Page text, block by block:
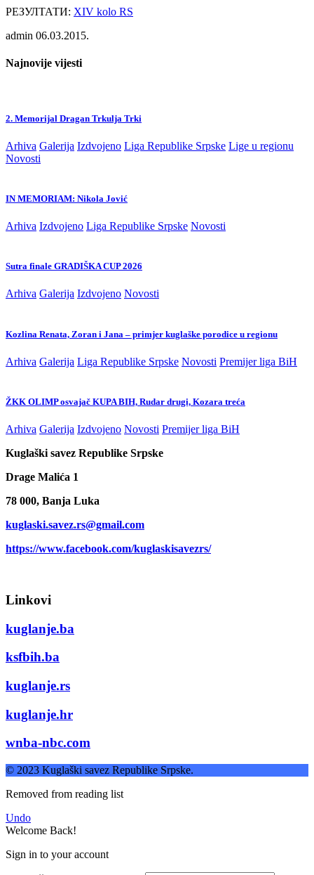
РЕЗУЛТАТИ: XIV kolo RS
admin 06.03.2015.
Najnovije vijesti
2. Memorijal Dragan Trkulja Trki
Arhiva Galerija Izdvojeno Liga Republike Srpske Lige u regionu
Novosti
IN MEMORIAM: Nikola Jović
Arhiva Izdvojeno Liga Republike Srpske Novosti
Sutra finale GRADIŠKA CUP 2026
Arhiva Galerija Izdvojeno Novosti
Kozlina Renata, Zoran i Jana – primjer kuglaške porodice u regionu
Arhiva Galerija Liga Republike Srpske Novosti Premijer liga BiH
ŽKK OLIMP osvajač KUPA BIH, Rudar drugi, Kozara treća
Arhiva Galerija Izdvojeno Novosti Premijer liga BiH
Kuglaški savez Republike Srpske
Drage Malića 1
78 000, Banja Luka
kuglaski.savez.rs@gmail.com
https://www.facebook.com/kuglaskisavezrs/
Linkovi
kuglanje.ba
ksfbih.ba
kuglanje.rs
kuglanje.hr
wnba-nbc.com
© 2023 Kuglaški savez Republike Srpske.
Removed from reading list
Undo
Welcome Back!
Sign in to your account